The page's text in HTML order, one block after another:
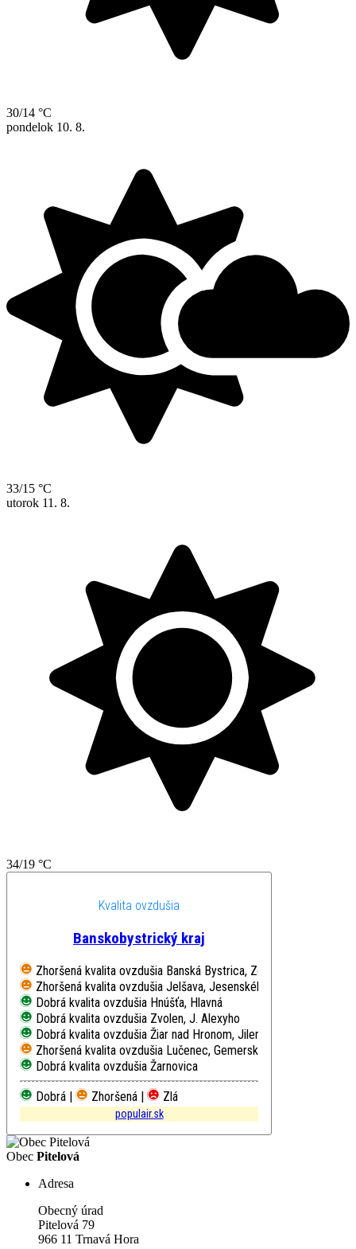
30/14 °C
pondelok 10. 8.
33/15 °C
utorok 11. 8.
34/19 °C
Kvalita ovzdušia
Banskobystrický kraj
Zhoršená kvalita ovzdušia Banská Bystrica, Zelená
Zhoršená kvalita ovzdušia Jelšava, Jesenského
Dobrá kvalita ovzdušia Hnúšťa, Hlavná
Dobrá kvalita ovzdušia Zvolen, J. Alexyho
Dobrá kvalita ovzdušia Žiar nad Hronom, Jilemnického
Zhoršená kvalita ovzdušia Lučenec, Gemerská cesta
Dobrá kvalita ovzdušia Žarnovica
Dobrá |
Zhoršená | Zlá
populair.sk
Obec Pitelová
Adresa
Obecný úrad
Pitelová 79
966 11 Trnavá Hora